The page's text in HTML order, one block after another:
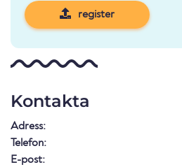
register
Kontakta
Adress:
Telefon:
E-post: